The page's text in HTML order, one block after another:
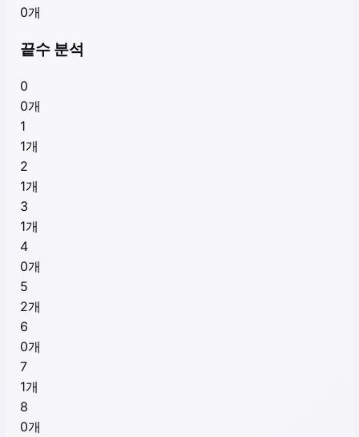
0개
끝수 분석
0
0개
1
1개
2
1개
3
1개
4
0개
5
2개
6
0개
7
1개
8
0개